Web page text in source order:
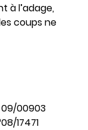
à l’adage,
coups ne
09/00903
17471